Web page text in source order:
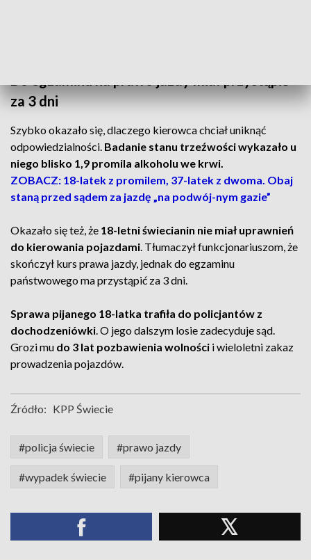
za 3 dni
Szybko okazało się, dlaczego kierowca chciał uniknąć
odpowiedzialności. Badanie stanu trzeźwości wykazało u
niego blisko 1,9 promila alkoholu we krwi.
ZOBACZ: 18-latek z promilem, 37-latek z dwoma. Obaj
staną przed sądem za jazdę „na podwój-nym gazie”
Okazało się też, że 18-letni świecianin nie miał uprawnień
do kierowania pojazdami. Tłumaczył funkcjonariuszom, że
skończył kurs prawa jazdy, jednak do egzaminu
państwowego ma przystąpić za 3 dni.
Sprawa pijanego 18-latka trafiła do policjantów z
dochodzeniówki. O jego dalszym losie zadecyduje sąd.
Grozi mu do 3 lat pozbawienia wolności i wieloletni zakaz
prowadzenia pojazdów.
Źródło: KPP Świecie
#policja świecie #prawo jazdy
#wypadek świecie #pijany kierowca